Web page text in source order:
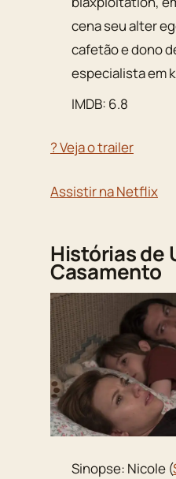
cena seu alter
cafetão e dono
especialista em
IMDB: 6.8
? Veja o trailer
Assistir na Netflix
Histórias de
Casamento
Sinopse: Nicole (